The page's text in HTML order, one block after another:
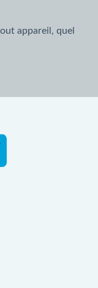
appareil, quel